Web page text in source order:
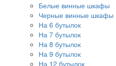
Белые винные шкафы
Черные винные шкафы
На 6 бутылок
На 7 бутылок
На 8 бутылок
На 9 бутылок
На 12 бутылок